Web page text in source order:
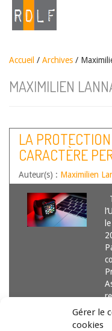
Gérer le
cookies
Accueil / Archives /
MAXIMILIEN
LA
CARACTÈRE
DE
Auteur(s) : Maximilien